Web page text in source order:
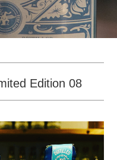
Edition 08